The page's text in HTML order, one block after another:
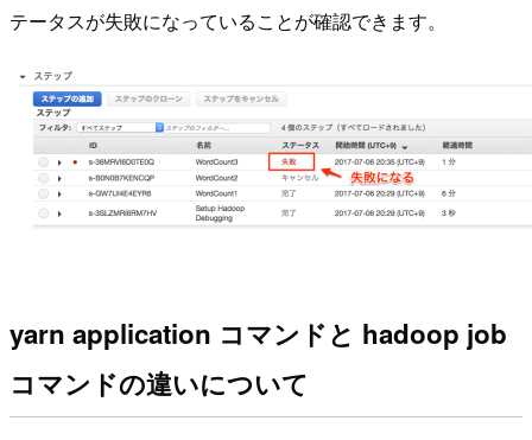
テータスが失敗になっていることが確認できます。
yarn application コマンドと hadoop job
コマンドの違いについて